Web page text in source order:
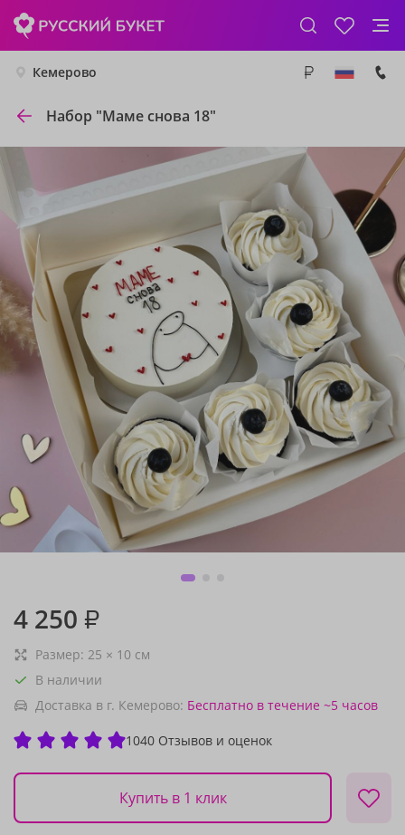
Кемерово
Набор "Маме снова 18"
4 250 ₽
Размер: 25 × 10 см
В наличии
Доставка в г. Кемерово: Бесплатно в течение ~5 часов
1040 Отзывов и оценок
Купить в 1 клик